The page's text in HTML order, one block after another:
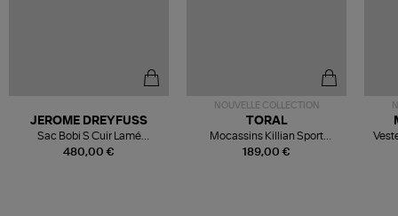
480,00 €
JEROME DREYFUSS
Sac Bobi S Cuir Lamé
Champagne
NOUVELLE COLLECTION
189,00 €
TORAL
Mocassins Killian Sport
Mousse